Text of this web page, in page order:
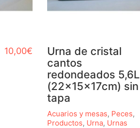
10,00€
Urna de cristal
cantos
redondeados 5,6L
(22x15x17cm) sin
tapa
Acuarios y mesas, Peces,
Productos, Urna, Urnas